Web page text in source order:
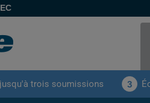
trois soumissions 3